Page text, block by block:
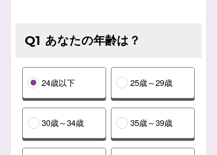
Q1 あなたの年齢は？
24歳以下 25歳～29歳
30歳～34歳 35歳～39歳